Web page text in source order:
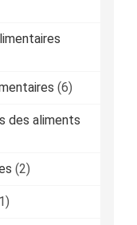
(6)
des aliments
(2)